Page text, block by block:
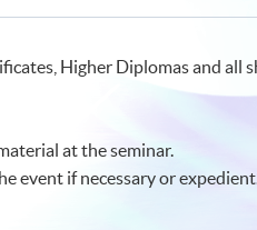
Higher Diplomas and all
at the seminar.
event if necessary or